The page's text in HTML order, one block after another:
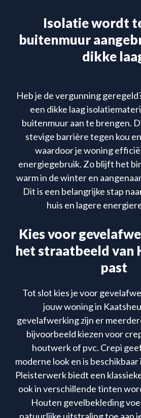
Isolatie wordt
buitenmuur
dikke
Heb je de vergunning
een dikke laag
buitenmuur aan te brengen.
stevige barrière tegen kou
waardoor je woning
energiegebruik. Zo blijft het
warm in de winter en
Dit is een belangrijke stap
huis en lagere
Kies voor
het straatbeeld van
past
Tot slot kies je voor
jouw woning in
gevelafwerking zijn er
bijvoorbeeld kiezen voor
houtwerk of pvc. Crepi
moderne look en is
Pleisterwerk biedt een
ook in verschillende tinten
Houten gevelbekleding